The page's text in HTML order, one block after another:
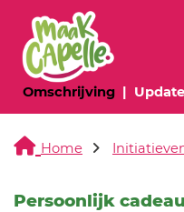
Omschrijving(huidige
Home
Persoonlijk